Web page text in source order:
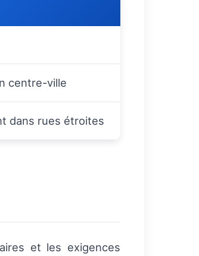
centre-ville
dans rues étroites
et les exigences